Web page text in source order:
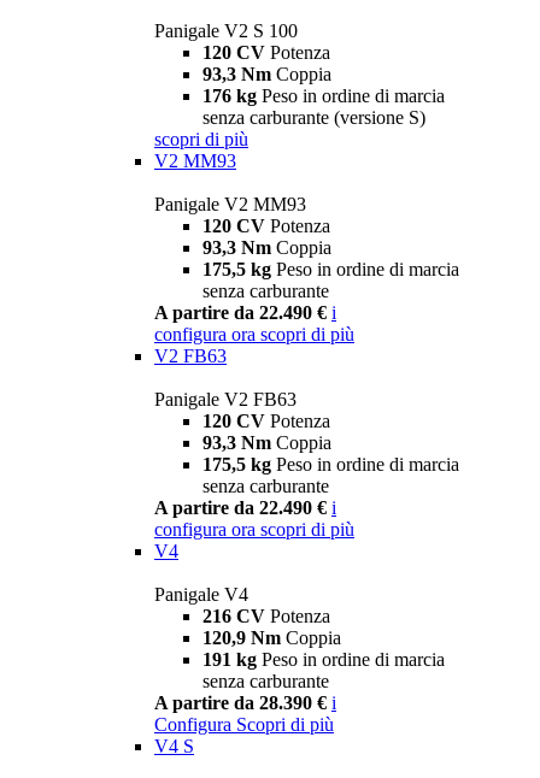
Panigale V2 S 100
120 CV Potenza
93,3 Nm Coppia
176 kg Peso in ordine di marcia
senza carburante (versione S)
scopri di più
V2 MM93
Panigale V2 MM93
120 CV Potenza
93,3 Nm Coppia
175,5 kg Peso in ordine di marcia
senza carburante
A partire da 22.490 € i
configura ora scopri di più
V2 FB63
Panigale V2 FB63
120 CV Potenza
93,3 Nm Coppia
175,5 kg Peso in ordine di marcia
senza carburante
A partire da 22.490 € i
configura ora scopri di più
V4
Panigale V4
216 CV Potenza
120,9 Nm Coppia
191 kg Peso in ordine di marcia
senza carburante
A partire da 28.390 € i
Configura Scopri di più
V4 S